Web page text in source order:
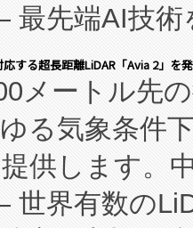
が高く、持
した現地生
用負担を大
に拡大する
Continuous
施設設計・
先端AI技術
ンド：本社
と、エンタ
は、日本にあ
システム（
AI搭載プラ
する超長距離LiDAR「Avia 2」を
メートル先
る気象条件
供します。
界有数の